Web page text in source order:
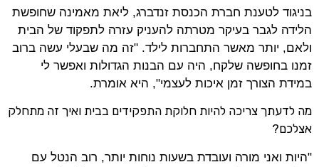
בניגוד לטענת חברת הכנסת זנדברג, ליאת מאמינה שחופשת
הלידה לגבר בעיקר מטרתה להעניק עזרה לתפקוד של הבית
ולאם, יותר מאשר התחברות לילד. "זה מה שבעלי עשה ברוב
זמנו בחופשה שלקח, היה עם הבנות הגדולות ואפשר לי
במידת הצורך זמן איכות לעצמי", היא אומרת.
מה לדעתך צריכה להיות חלוקת התפקידים בבית ואיך זה מתחלק
אצלכם?
"היות ואני מורה ועובדת בשעות נוחות יותר, רוב הנטל עם